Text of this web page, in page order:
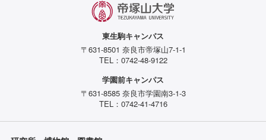
東生駒キャンパス
〒631-8501 奈良市帝塚山7-1-1
TEL：0742-48-9122
学園前キャンパス
〒631-8585 奈良市学園南3-1-3
TEL：0742-41-4716